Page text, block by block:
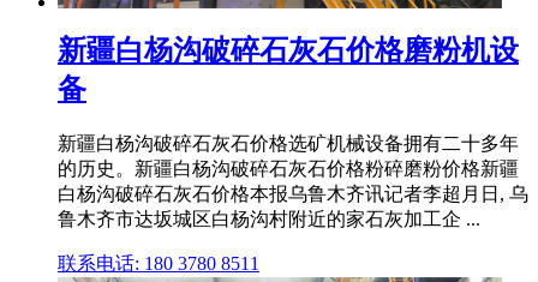
新疆白杨沟破碎石灰石价格磨粉机设
备
新疆白杨沟破碎石灰石价格选矿机械设备拥有二十多年
的历史。新疆白杨沟破碎石灰石价格粉碎磨粉价格新疆
白杨沟破碎石灰石价格本报乌鲁木齐讯记者李超月日, 乌
鲁木齐市达坂城区白杨沟村附近的家石灰加工企 ...
联系电话: 180 3780 8511